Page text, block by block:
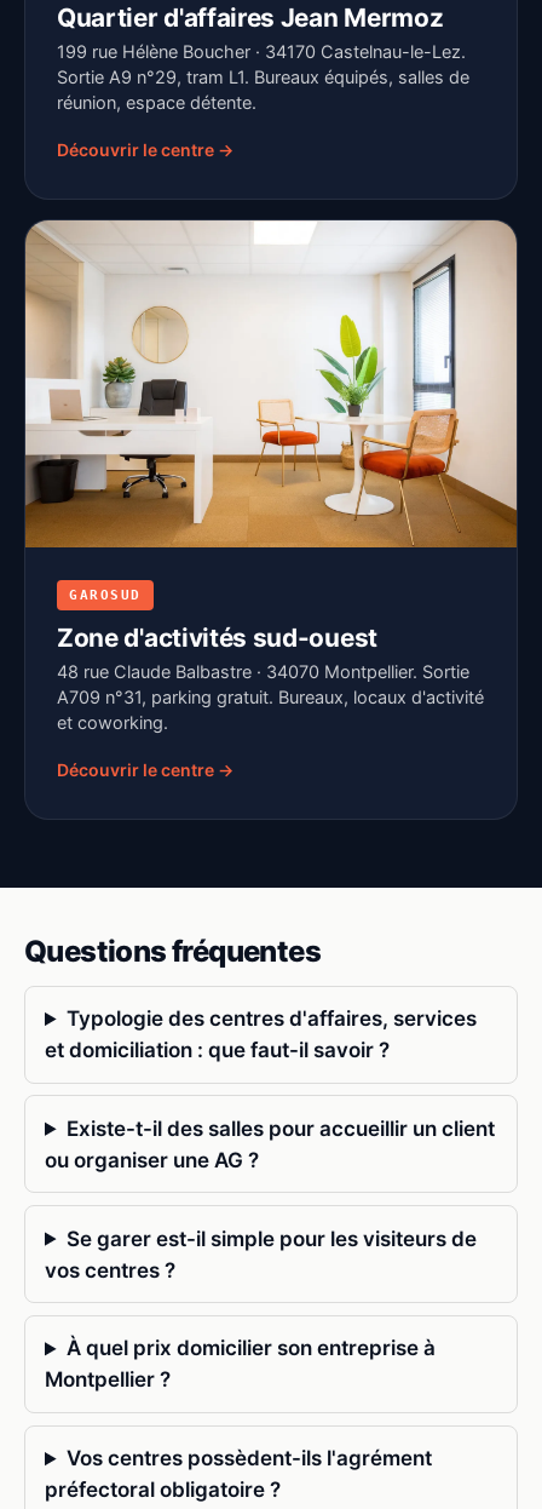
Quartier d'affaires Jean Mermoz
199 rue Hélène Boucher · 34170 Castelnau-le-Lez.
Sortie A9 n°29, tram L1. Bureaux équipés, salles de
réunion, espace détente.
Découvrir le centre →
GAROSUD
Zone d'activités sud-ouest
48 rue Claude Balbastre · 34070 Montpellier. Sortie
A709 n°31, parking gratuit. Bureaux, locaux d'activité
et coworking.
Découvrir le centre →
Questions fréquentes
Typologie des centres d'affaires, services
et domiciliation : que faut-il savoir ?
Existe-t-il des salles pour accueillir un client
ou organiser une AG ?
Se garer est-il simple pour les visiteurs de
vos centres ?
À quel prix domicilier son entreprise à
Montpellier ?
Vos centres possèdent-ils l'agrément
préfectoral obligatoire ?